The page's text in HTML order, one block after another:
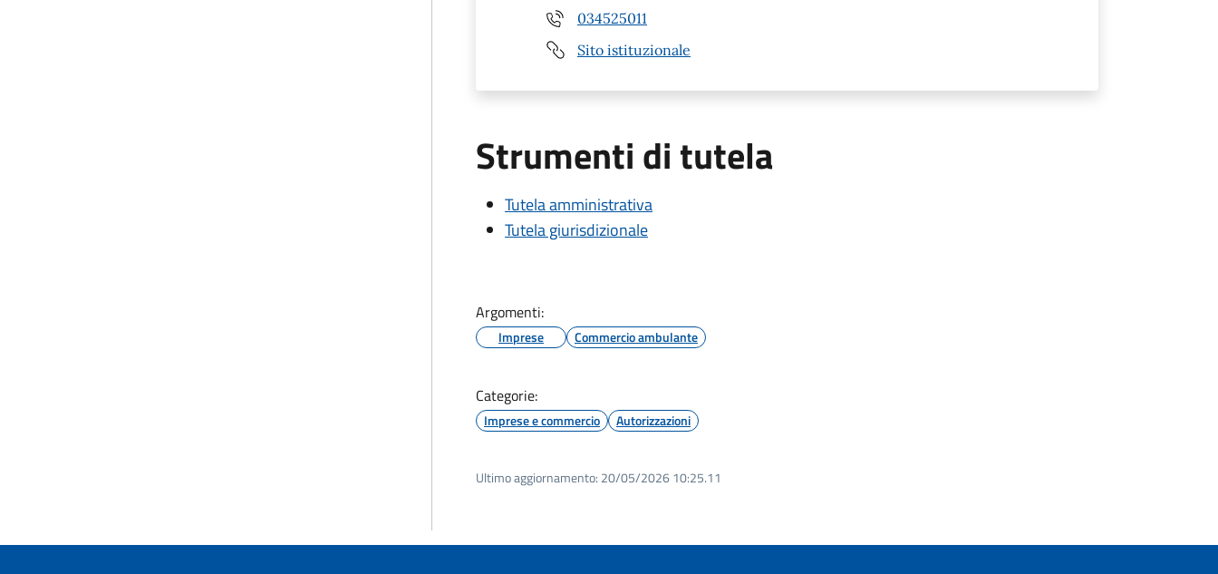
034525011
Sito istituzionale
Strumenti di tutela
Tutela amministrativa
Tutela giurisdizionale
Argomenti:
Imprese Commercio ambulante
Categorie:
Imprese e commercio Autorizzazioni
Ultimo aggiornamento: 20/05/2026 10:25.11